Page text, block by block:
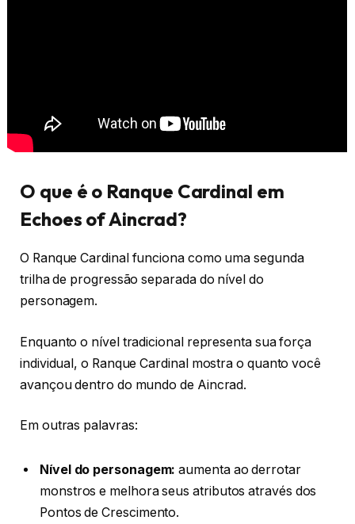
O que é o Ranque Cardinal em
Echoes of Aincrad?
O Ranque Cardinal funciona como uma segunda
trilha de progressão separada do nível do
personagem.
Enquanto o nível tradicional representa sua força
individual, o Ranque Cardinal mostra o quanto você
avançou dentro do mundo de Aincrad.
Em outras palavras:
Nível do personagem: aumenta ao derrotar
monstros e melhora seus atributos através dos
Pontos de Crescimento.